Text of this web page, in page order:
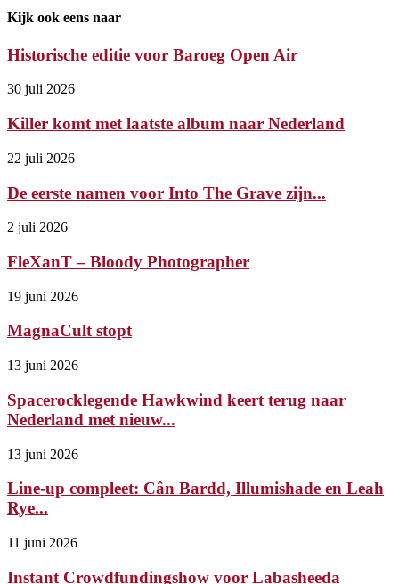
Kijk ook eens naar
Historische editie voor Baroeg Open Air
30 juli 2026
Killer komt met laatste album naar Nederland
22 juli 2026
De eerste namen voor Into The Grave zijn...
2 juli 2026
FleXanT – Bloody Photographer
19 juni 2026
MagnaCult stopt
13 juni 2026
Spacerocklegende Hawkwind keert terug naar
Nederland met nieuw...
13 juni 2026
Line-up compleet: Cân Bardd, Illumishade en Leah
Rye...
11 juni 2026
Instant Crowdfundingshow voor Labasheeda